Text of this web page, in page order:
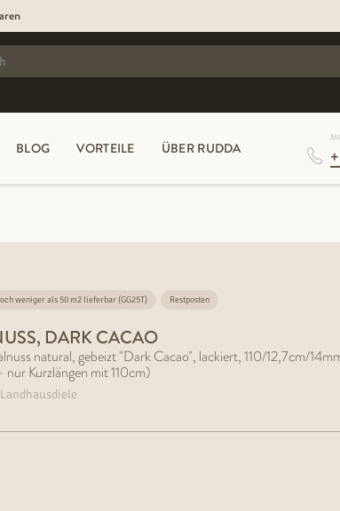
BLOG VORTEILE ÜBER RUDDA
weniger als 50 m2 lieferbar (GG25T) Restposten
DARK CACAO
natural, gebeizt "Dark Cacao", lackiert, 110/12,7cm/
Kurzlängen mit 110cm)